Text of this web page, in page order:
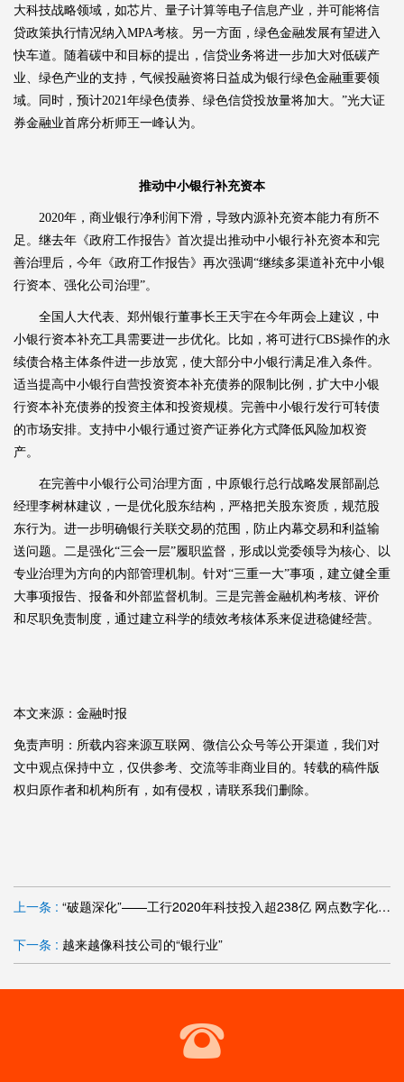
大科技战略领域，如芯片、量子计算等电子信息产业，并可能将信
贷政策执行情况纳入MPA考核。另一方面，绿色金融发展有望进入
快车道。随着碳中和目标的提出，信贷业务将进一步加大对低碳产
业、绿色产业的支持，气候投融资将日益成为银行绿色金融重要领
域。同时，预计2021年绿色债券、绿色信贷投放量将加大。”光大证
券金融业首席分析师王一峰认为。
推动中小银行补充资本
2020年，商业银行净利润下滑，导致内源补充资本能力有所不
足。继去年《政府工作报告》首次提出推动中小银行补充资本和完
善治理后，今年《政府工作报告》再次强调“继续多渠道补充中小银
行资本、强化公司治理”。
全国人大代表、郑州银行董事长王天宇在今年两会上建议，中
小银行资本补充工具需要进一步优化。比如，将可进行CBS操作的永
续债合格主体条件进一步放宽，使大部分中小银行满足准入条件。
适当提高中小银行自营投资资本补充债券的限制比例，扩大中小银
行资本补充债券的投资主体和投资规模。完善中小银行发行可转债
的市场安排。支持中小银行通过资产证券化方式降低风险加权资
产。
在完善中小银行公司治理方面，中原银行总行战略发展部副总
经理李树林建议，一是优化股东结构，严格把关股东资质，规范股
东行为。进一步明确银行关联交易的范围，防止内幕交易和利益输
送问题。二是强化“三会一层”履职监督，形成以党委领导为核心、以
专业治理为方向的内部管理机制。针对“三重一大”事项，建立健全重
大事项报告、报备和外部监督机制。三是完善金融机构考核、评价
和尽职免责制度，通过建立科学的绩效考核体系来促进稳健经营。
本文来源：金融时报
免责声明：所载内容来源互联网、微信公众号等公开渠道，我们对
文中观点保持中立，仅供参考、交流等非商业目的。转载的稿件版
权归原作者和机构所有，如有侵权，请联系我们删除。
上一条 : “破题深化”——工行2020年科技投入超238亿 网点数字化转型至关重要
下一条 : 越来越像科技公司的“银行业”